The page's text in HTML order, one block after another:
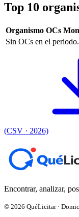
Top 10
Organismo OCs
Sin OCs en el periodo.
(CSV · 2026)
Encontrar, analizar,
© 2026 QuéLicitar ·